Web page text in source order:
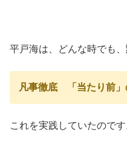
平戸海は、どんな時でも
凡事徹底 「当たり前」
これを実践していたのです